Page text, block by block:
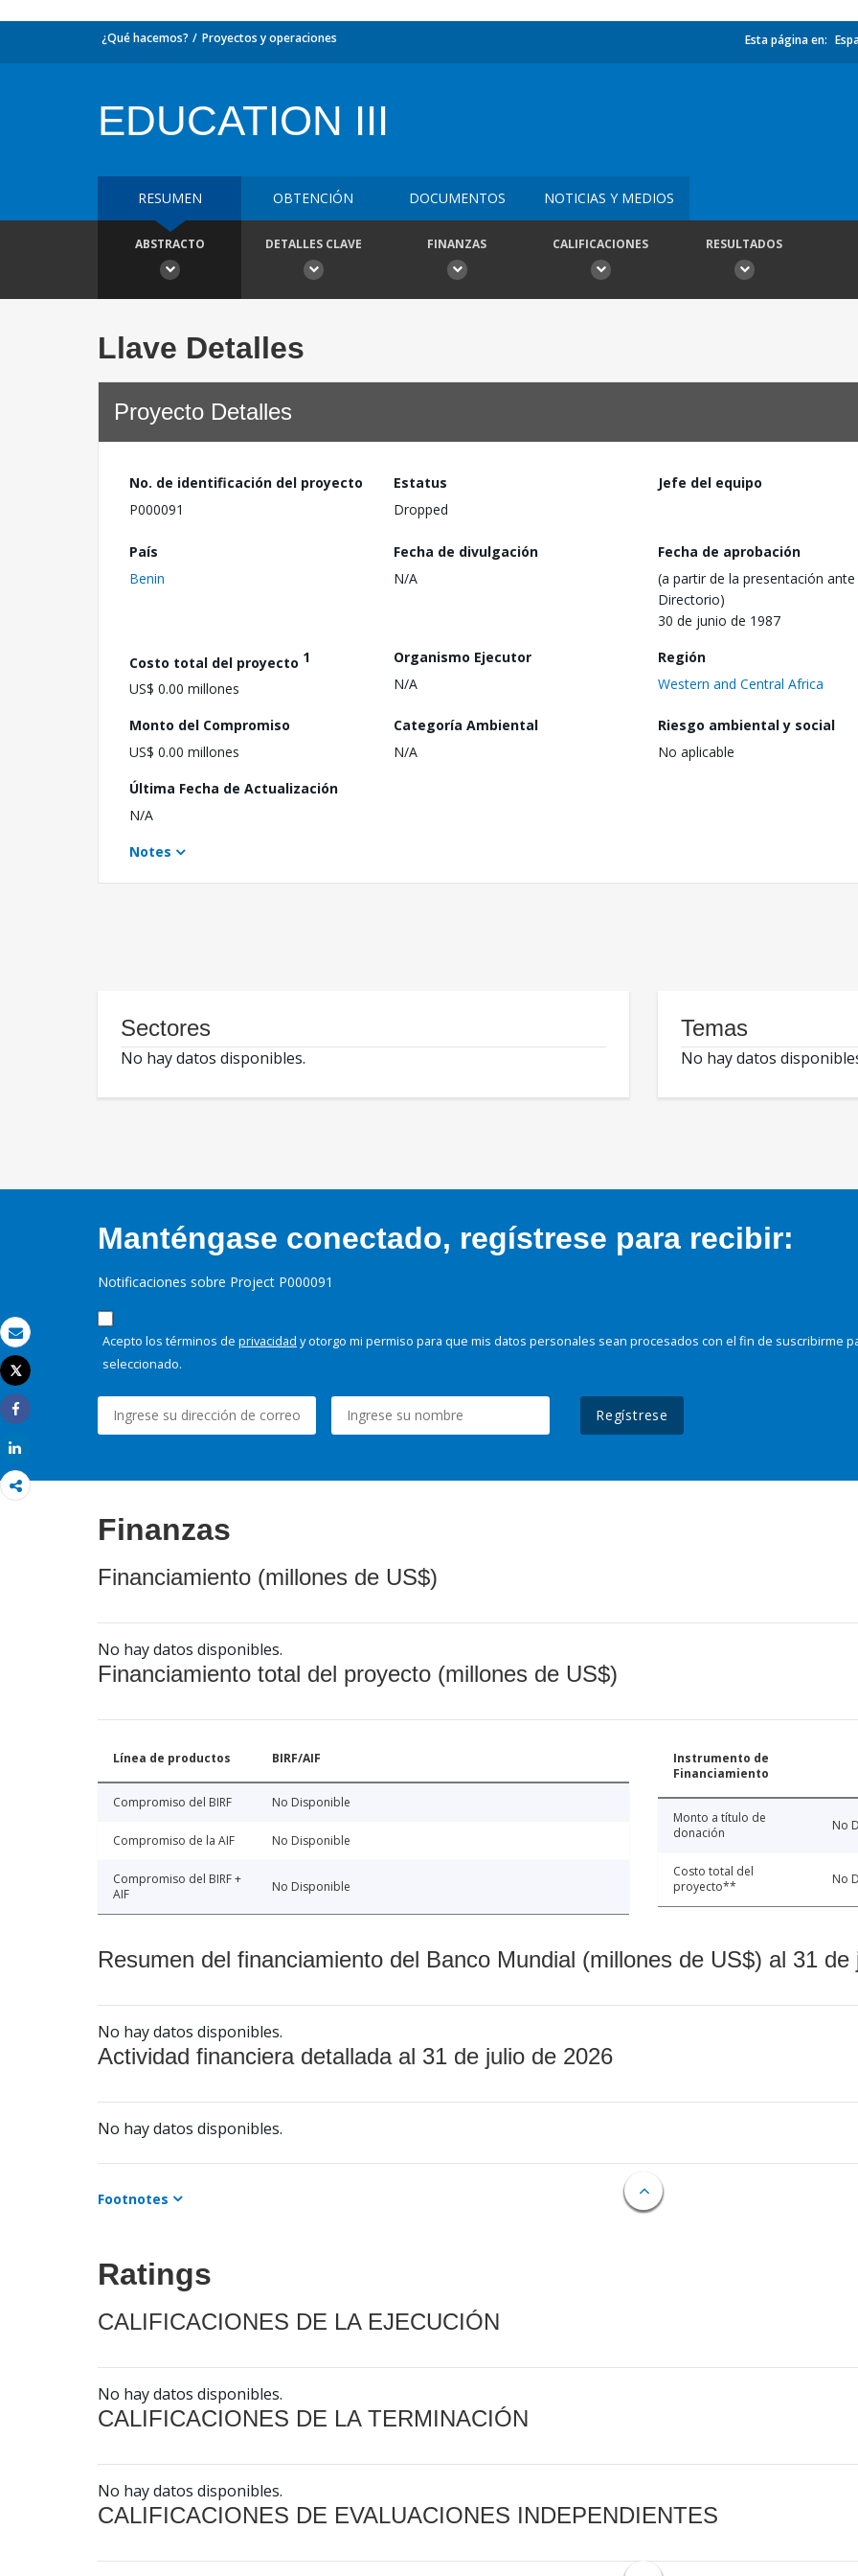
Correo electrónico
Imprimir
Tweet
Share
¿Qué hacemos? Proyectos y operaciones Esta página en:
EDUCATION III
RESUMEN OBTENCIÓN DOCUMENTOS NOTICIAS Y MEDIOS
ABSTRACTO DETALLES CLAVE FINANZAS CALIFICACIONES RESULTADOS
Llave Detalles
Proyecto Detalles
No. de identificación del proyecto
P000091
Estatus
Dropped
Jefe del equipo
País
Benin
Fecha de divulgación
N/A
Fecha de aprobación
(a partir de la presentación ante
Directorio)
30 de junio de 1987
Costo total del proyecto 1
US$ 0.00 millones
Organismo Ejecutor
N/A
Región
Western and Central Africa
Monto del Compromiso
US$ 0.00 millones
Categoría Ambiental
N/A
Riesgo ambiental y social
No aplicable
Última Fecha de Actualización
N/A
Notes
Sectores
No hay datos disponibles.
Temas
No hay datos
Manténgase conectado, regístrese para recibir:
Notificaciones sobre Project P000091
Acepto los términos de privacidad y otorgo mi permiso para que mis datos personales sean procesados con el fin de suscribirme
seleccionado.
Regístrese
Finanzas
Financiamiento (millones de US$)
No hay datos disponibles.
Financiamiento total del proyecto (millones de US$)
Línea de productos BIRF/AIF
Compromiso del BIRF No Disponible
Compromiso de la AIF No Disponible
Compromiso del BIRF +
AIF
No Disponible
Instrumento de
Financiamiento
Monto a título de
donación
No
Costo total del
proyecto**
No
Resumen del financiamiento del Banco Mundial (millones de US$) al 31 de
No hay datos disponibles.
Actividad financiera detallada al 31 de julio de 2026
No hay datos disponibles.
Footnotes
Ratings
CALIFICACIONES DE LA EJECUCIÓN
No hay datos disponibles.
CALIFICACIONES DE LA TERMINACIÓN
No hay datos disponibles.
CALIFICACIONES DE EVALUACIONES INDEPENDIENTES